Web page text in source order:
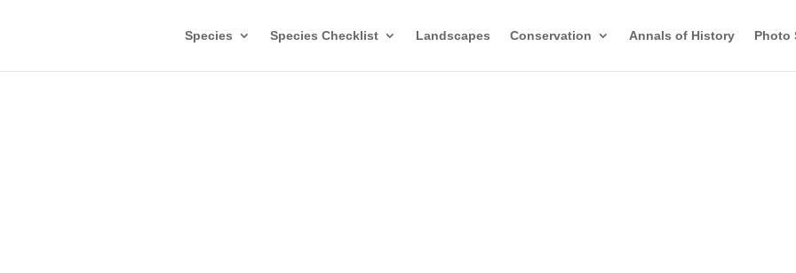
Species Species Checklist Landscapes Conservation Annals of History Photo